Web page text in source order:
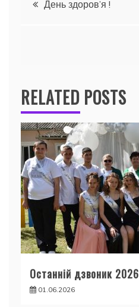
День здоров’я !
RELATED POSTS
Останній дзвоник 2026
01.06.2026